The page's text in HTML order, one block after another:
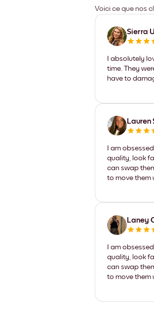
Voici ce que nos
Sierra
I absolutely
time. They
have to
Lauren
I am
quality, look
can swap
to move them
Laney
I am
quality, look
can swap
to move them